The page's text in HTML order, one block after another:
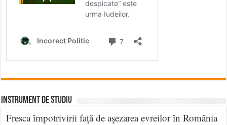
INSTRUMENT DE STUDIU
Fresca împotrivirii faţă de aşezarea evreilor în România